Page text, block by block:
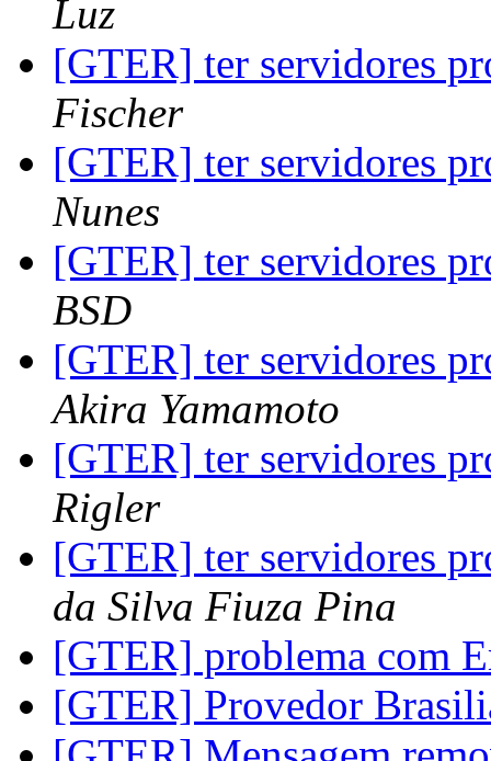
Luz
[GTER] ter servidores
Fischer
[GTER] ter servidores
Nunes
[GTER] ter servidores
BSD
[GTER] ter servidores
Akira Yamamoto
[GTER] ter servidores
Rigler
[GTER] ter servidores
da Silva Fiuza Pina
[GTER] problema com
[GTER] Provedor